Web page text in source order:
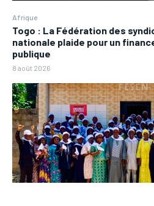
Afrique
Togo : La Fédération des
nationale plaide pour un
publique
8 août 2026